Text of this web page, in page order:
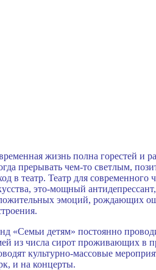
жизнь полна горестей и
прерывать чем-то светлым,
в театр. Театр для
это-мощный
эмоций, рождающих
«Семьи детям» постоянно
из числа сирот проживающих в
культурно-массовые
и на концерты.